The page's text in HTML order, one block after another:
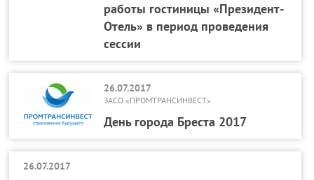
работы гостиницы «Президент-
Отель» в период проведения
сессии
26.07.2017
ЗАСО «ПРОМТРАНСИНВЕСТ»
День города Бреста 2017
26.07.2017